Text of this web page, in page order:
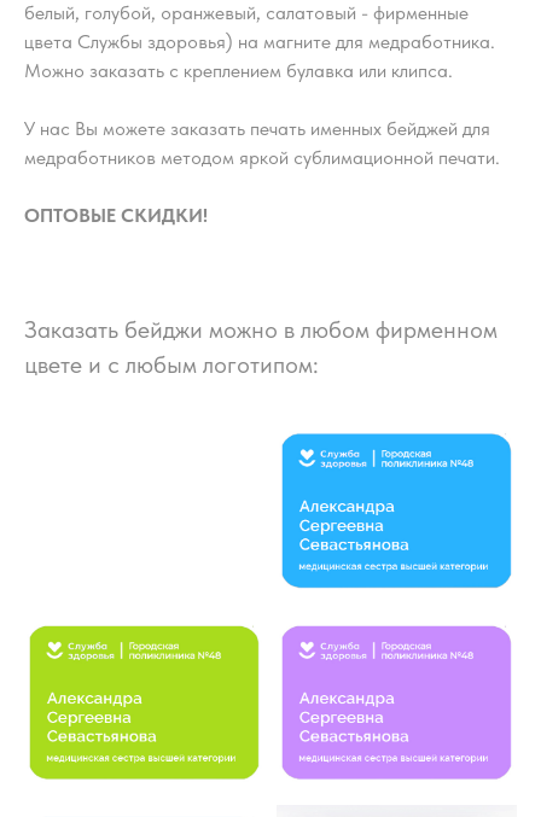
белый, голубой, оранжевый, салатовый - фирменные
цвета Службы здоровья) на магните для медработника.
Можно заказать с креплением булавка или клипса.
У нас Вы можете заказать печать именных бейджей для
медработников методом яркой сублимационной печати.
ОПТОВЫЕ СКИДКИ!
Заказать бейджи можно в любом фирменном
цвете и с любым логотипом: